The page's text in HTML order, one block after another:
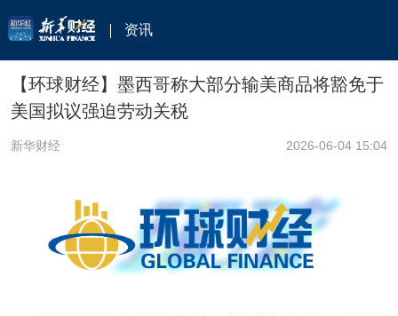
资讯
【环球财经】墨西哥称大部分输美商品将豁免于
美国拟议强迫劳动关税
新华财经 2026-06-04 15:04